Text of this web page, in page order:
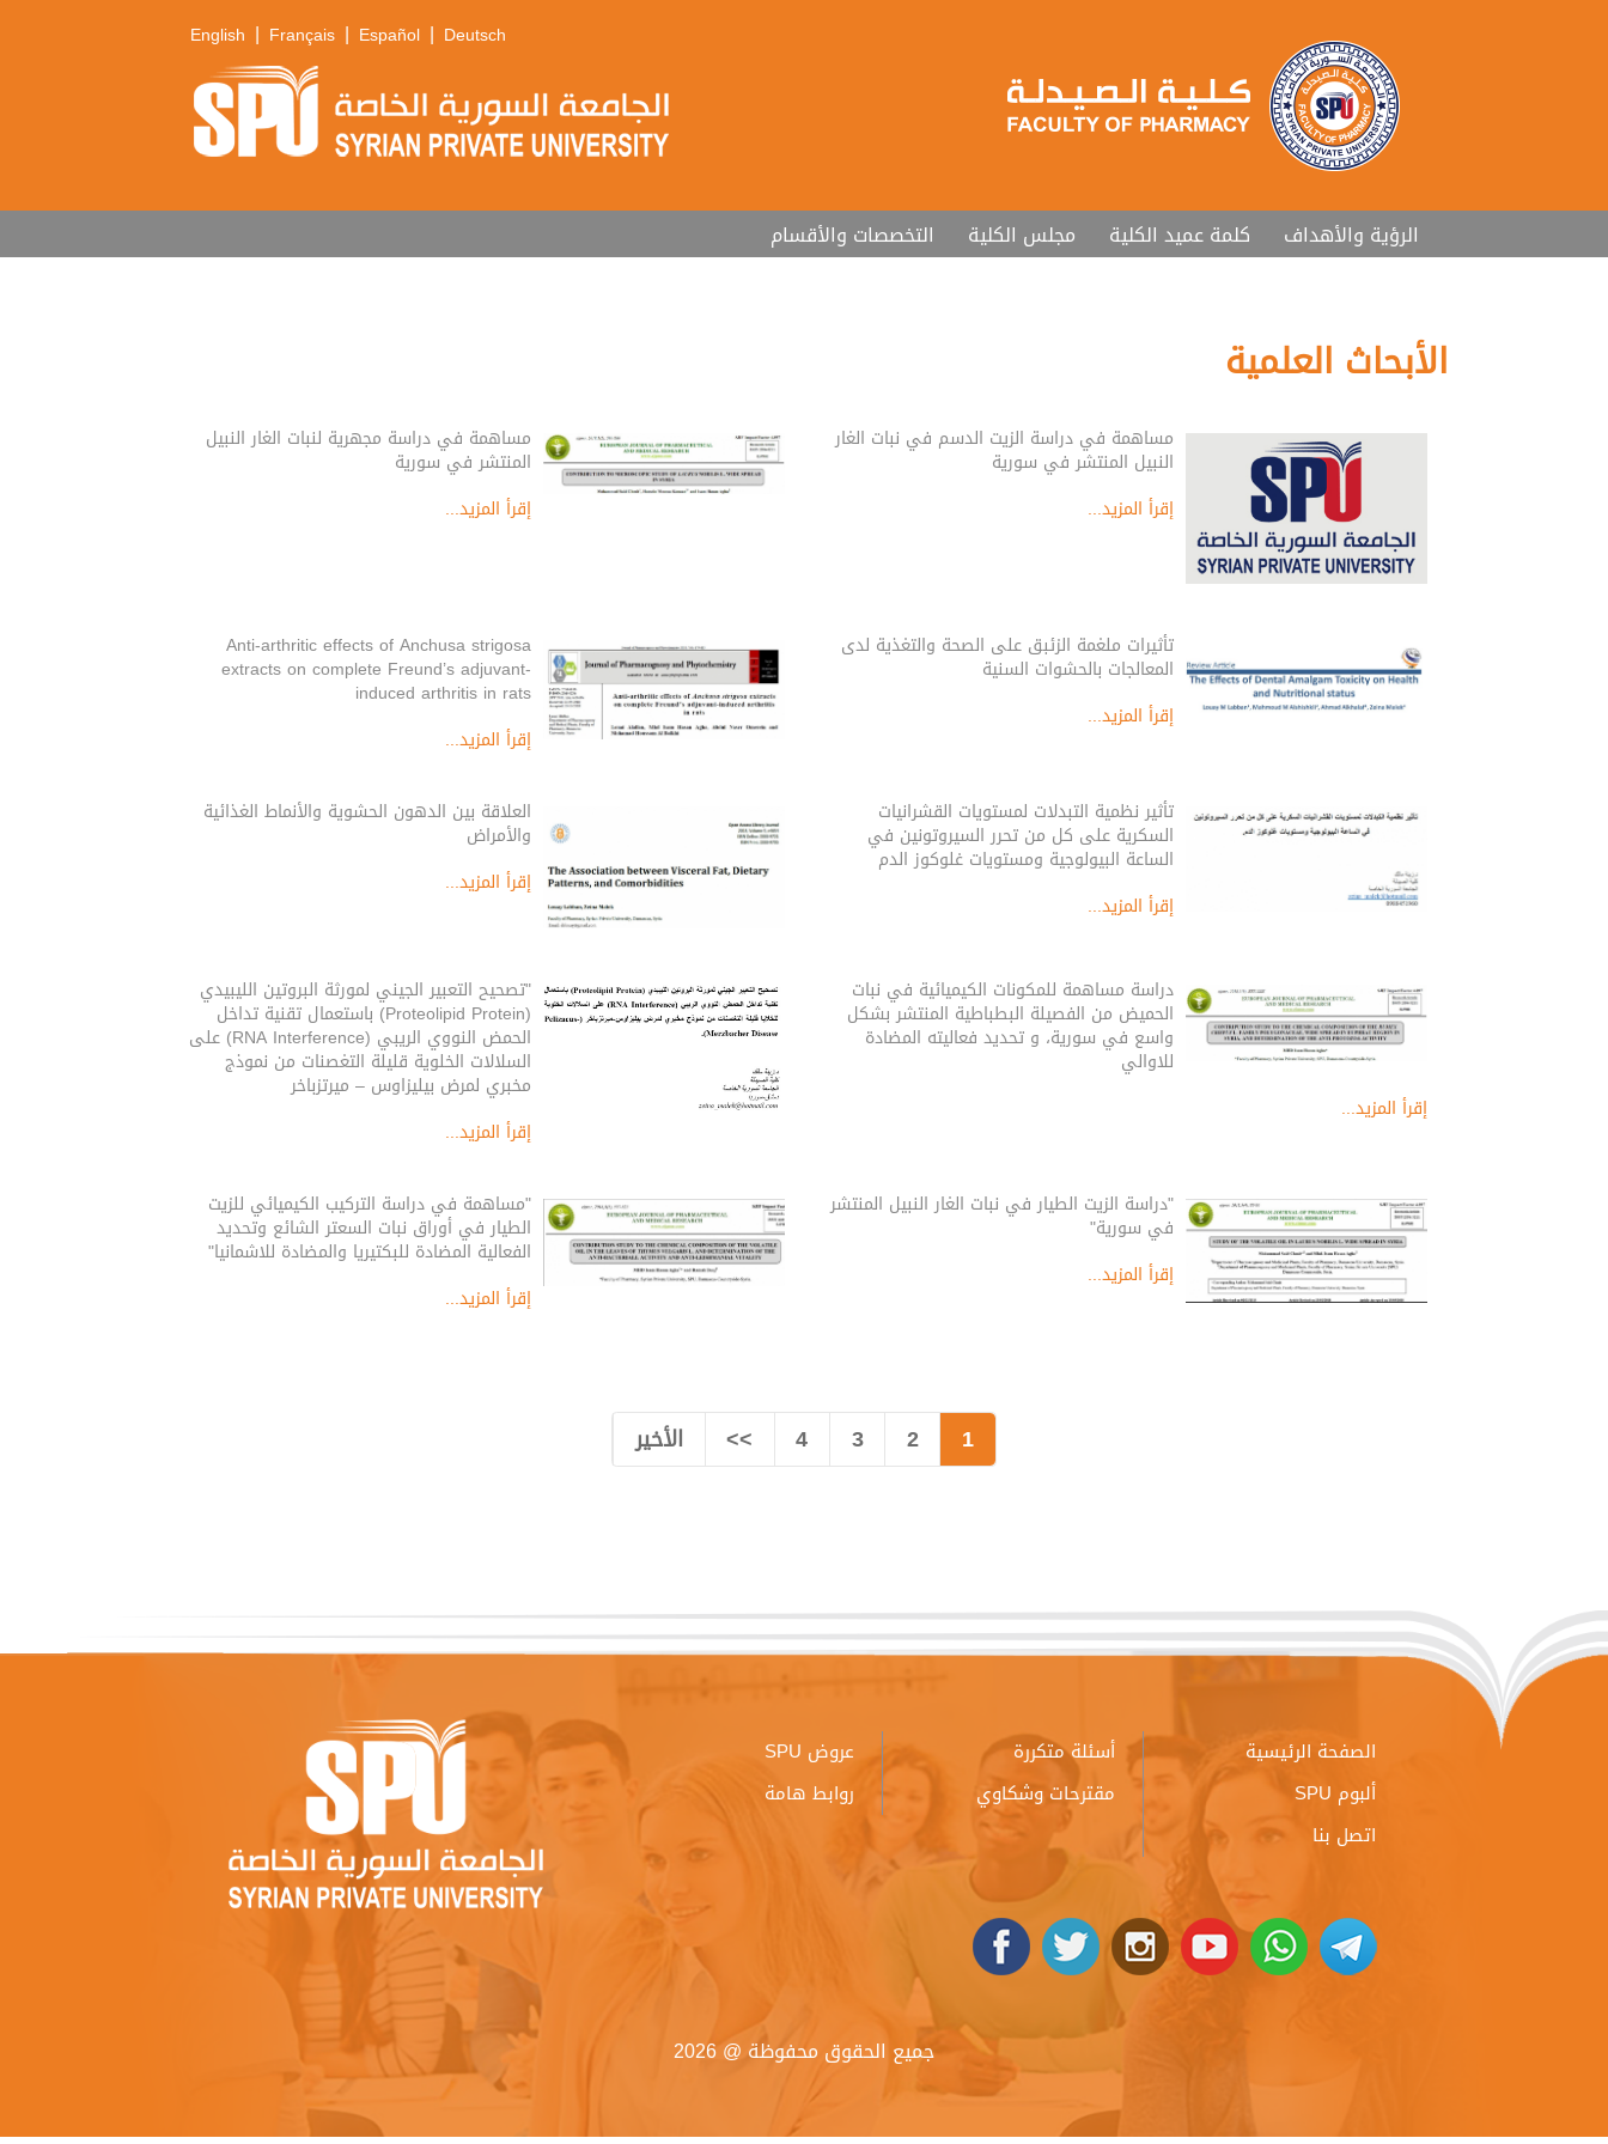
English | Français | Español | Deutsch
الرؤية والأهداف كلمة عميد الكلية مجلس الكلية التخصصات والأقسام
الأبحاث العلمية
مساهمة في دراسة الزيت الدسم في نبات الغار
النبيل المنتشر في سورية
إقرأ المزيد...
مساهمة في دراسة مجهرية لنبات الغار النبيل
المنتشر في سورية
إقرأ المزيد...
تأثيرات ملغمة الزئبق على الصحة والتغذية لدى
المعالجات بالحشوات السنية
إقرأ المزيد...
Anti-arthritic effects of Anchusa strigosa
extracts on complete Freund’s adjuvant-
induced arthritis in rats
إقرأ المزيد...
تأثیر نظمیة التبدلات لمستویات القشرانیات
السكریة على كل من تحرر السیروتونین في
الساعة البیولوجیة ومستویات غلوكوز الدم
إقرأ المزيد...
العلاقة بين الدهون الحشوية والأنماط الغذائية
والأمراض
إقرأ المزيد...
دراسة مساهمة للمكونات الكيميائية في نبات
الحميض من الفصيلة البطباطية المنتشر بشكل
واسع في سورية، و تحديد فعاليته المضادة
للاوالي
إقرأ المزيد...
"تصحيح التعبير الجيني لمورثة البروتين الليبيدي
(Proteolipid Protein) باستعمال تقنية تداخل
الحمض النووي الريبي (RNA Interference) على
السلالات الخلوية قليلة التغصنات من نموذج
مخبري لمرض بيليزاوس – ميرتزباخر
إقرأ المزيد...
"دراسة الزيت الطيار في نبات الغار النبيل المنتشر
في سورية"
إقرأ المزيد...
"مساهمة في دراسة التركيب الكيميائي للزيت
الطيار في أوراق نبات السعتر الشائع وتحديد
الفعالية المضادة للبكتيريا والمضادة للاشمانيا"
إقرأ المزيد...
1
2
3
4
>> الأخير
الصفحة الرئيسية أسئلة متكررة
عروض SPU
ألبوم SPU
مقترحات وشكاوي
روابط هامة
اتصل بنا
جميع الحقوق محفوظة @ 2026